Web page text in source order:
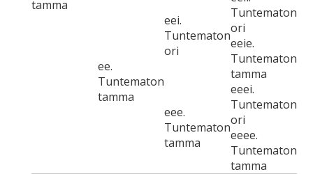
tamma
ee.
Tuntematon
tamma
eei.
Tuntematon
ori
Tuntematon
ori
eeie.
Tuntematon
tamma
eee.
Tuntematon
tamma
eeei.
Tuntematon
ori
eeee.
Tuntematon
tamma